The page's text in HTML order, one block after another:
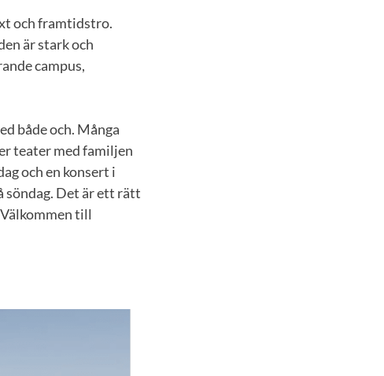
och framtidstro.
är stark och
campus,
både och. Många
teater med familjen
och en konsert i
söndag. Det är ett rätt
till